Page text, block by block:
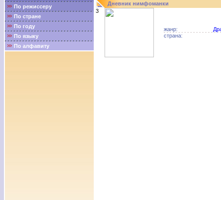
По режиссеру
По стране
По году
По языку
По алфавиту
Дневник нимфоманки
3
жанр:
страна: